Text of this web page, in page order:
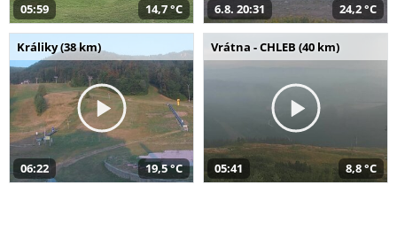
05:59 14,7 °C 6.8. 20:31 24,2 °C
Králiky (38 km)
06:22 19,5 °C
Vrátna - CHLEB (40 km)
05:41 8,8 °C